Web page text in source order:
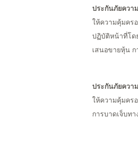
ประกันภัยควา
ให้ความคุ้มคร
ปฏิบัติหน้าที่โด
เสนอขายหุ้น ก
ประกันภัยควา
ให้ความคุ้มคร
การบาดเจ็บทา